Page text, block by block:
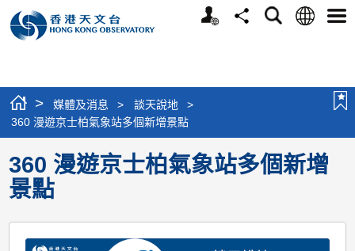
個
分
搜
語
選
> 媒體及消息 > 談天說地
>
360 漫遊京士柏氣象站多個新增景點
360 漫遊京士柏氣象站多個新增
景點